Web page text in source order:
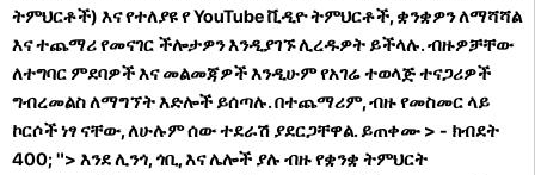
ትምህርቶች) እና የተለያዩ የ YouTube ቪዲዮ ትምህርቶች, ቋንቋዎን ለማሻሻል
እና ተጨማሪ የመናገር ችሎታዎን እንዲያገኙ ሊረዱዎት ይችላሉ. ብዙዎቻቸው
ለተግባር ምደባዎች እና መልመጃዎች እንዲሁም የአገሬ ተወላጅ ተናጋሪዎች
ግብረመልስ ለማግኘት እድሎች ይሰጣሉ. በተጨማሪም, ብዙ የመስመር ላይ
ኮርሶች ነፃ ናቸው, ለሁሉም ሰው ተደራሽ ያደርጋቸዋል.ይጠቀሙ > - ክብደት
400; "> እንደ ሊንጎ, ጎቢ, እና ሌሎች ያሉ ብዙ የቋንቋ ትምህርት